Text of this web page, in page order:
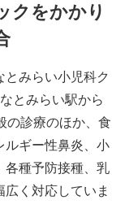
クをかかり
みらい小児科ク
とみらい駅から
の診療のほか、食
ルギー性鼻炎、小
各種予防接種、乳
く対応していま